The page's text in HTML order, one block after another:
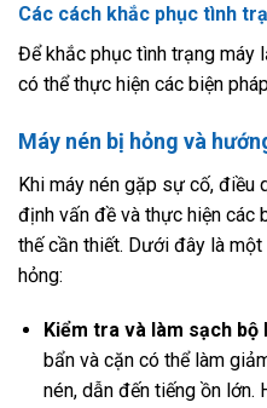
Các cách khắc phục tình
Để khắc phục tình trạng máy
có thể thực hiện các biện
Máy nén bị hỏng và
Khi máy nén gặp sự cố, điều
định vấn đề và thực hiện các
thế cần thiết. Dưới đây là
hỏng:
Kiểm tra và làm sạch
bẩn và cặn có thể làm
nén, dẫn đến tiếng ồn lớn.